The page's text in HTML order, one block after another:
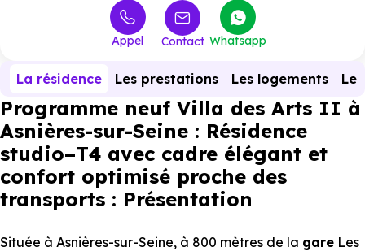
Appel Contact Whatsapp
La résidence Les prestations Les logements Le
Programme neuf Villa des Arts II à
Asnières-sur-Seine : Résidence
studio–T4 avec cadre élégant et
confort optimisé proche des
transports : Présentation
Située à Asnières-sur-Seine, à 800 mètres de la gare Les